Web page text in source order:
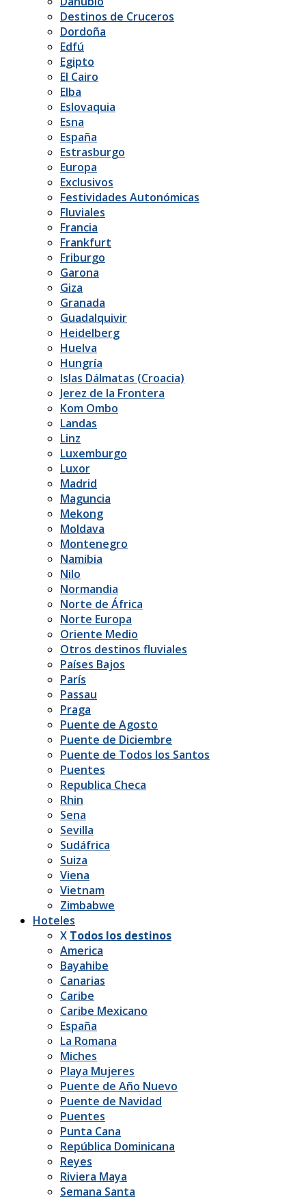
Destinos de Cruceros
Dordoña
Edfú
Egipto
El Cairo
Elba
Eslovaquia
Esna
España
Estrasburgo
Europa
Exclusivos
Festividades Autonómicas
Fluviales
Francia
Frankfurt
Friburgo
Garona
Giza
Granada
Guadalquivir
Heidelberg
Huelva
Hungría
Islas Dálmatas (Croacia)
Jerez de la Frontera
Kom Ombo
Landas
Linz
Luxemburgo
Luxor
Madrid
Maguncia
Mekong
Moldava
Montenegro
Namibia
Nilo
Normandia
Norte de África
Norte Europa
Oriente Medio
Otros destinos fluviales
Países Bajos
París
Passau
Praga
Puente de Agosto
Puente de Diciembre
Puente de Todos los Santos
Puentes
Republica Checa
Rhin
Sena
Sevilla
Sudáfrica
Suiza
Viena
Vietnam
Zimbabwe
Hoteles
X Todos los destinos
America
Bayahibe
Canarias
Caribe
Caribe Mexicano
España
La Romana
Miches
Playa Mujeres
Puente de Año Nuevo
Puente de Navidad
Puentes
Punta Cana
República Dominicana
Reyes
Riviera Maya
Semana Santa